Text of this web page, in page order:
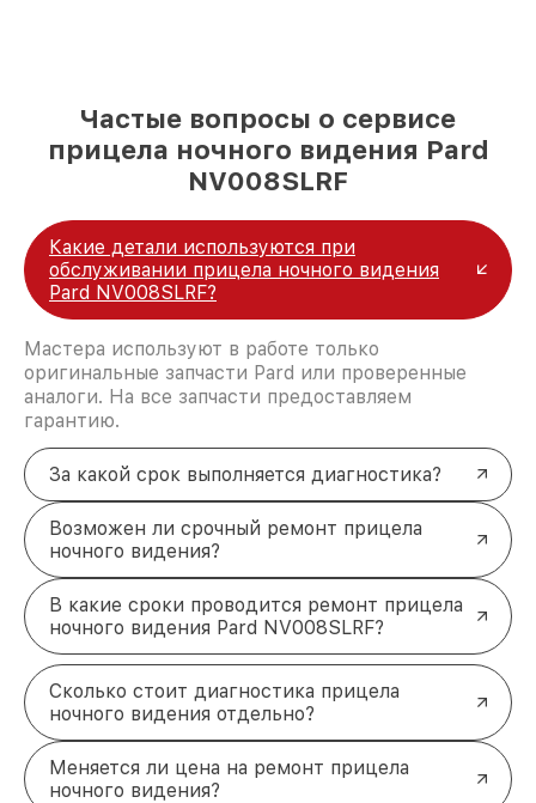
Частые вопросы о сервисе
прицела ночного видения Pard
NV008SLRF
Какие детали используются при
обслуживании прицела ночного видения
Pard NV008SLRF?
Мастера используют в работе только
оригинальные запчасти Pard или проверенные
аналоги. На все запчасти предоставляем
гарантию.
За какой срок выполняется диагностика?
Возможен ли срочный ремонт прицела
ночного видения?
В какие сроки проводится ремонт прицела
ночного видения Pard NV008SLRF?
Сколько стоит диагностика прицела
ночного видения отдельно?
Меняется ли цена на ремонт прицела
ночного видения?